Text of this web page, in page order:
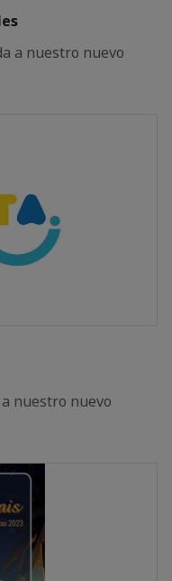
a nuestro nuevo
nuestro nuevo